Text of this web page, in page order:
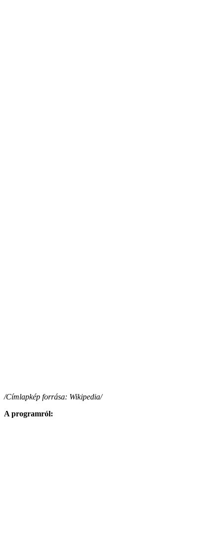
/Címlapkép forrása: Wikipedia/
A programról: